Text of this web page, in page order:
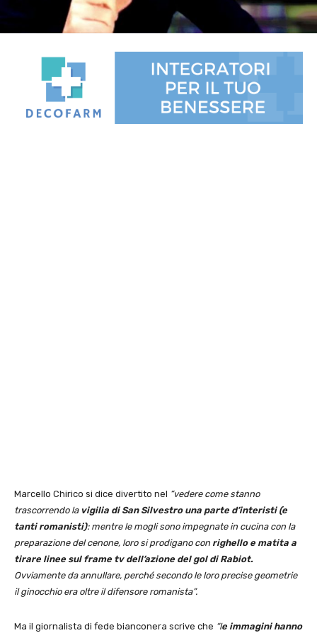
Marcello Chirico si dice divertito nel “vedere come stanno
trascorrendo la vigilia di San Silvestro una parte d’interisti (e
tanti romanisti): mentre le mogli sono impegnate in cucina con la
preparazione del cenone, loro si prodigano con righello e matita a
tirare linee sul frame tv dell’azione del gol di Rabiot.
Ovviamente da annullare, perché secondo le loro precise geometrie
il ginocchio era oltre il difensore romanista”.
Ma il giornalista di fede bianconera scrive che “le immagini hanno